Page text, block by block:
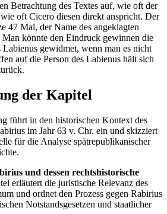
Betrachtung des Textes auf, wie oft der
oft Cicero diesen direkt anspricht. Der
47 Mal, der Name des angeklagten
könnte den Eindruck gewinnen die
Labienus gewidmet, wenn man es nicht
auf die Person des Labienus hält sich
der Kapitel
führt in den historischen Kontext des
im Jahr 63 v. Chr. ein und skizziert
für die Analyse spätrepublikanischer
und dessen rechtshistorische
erläutert die juristische Relevanz des
und ordnet den Prozess gegen Rabirius
Notstandsgesetzen und staatlicher